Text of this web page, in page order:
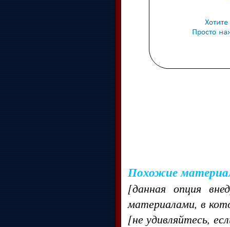
Похожие
[данная опция
материалами, в
[не удивляйтесь,